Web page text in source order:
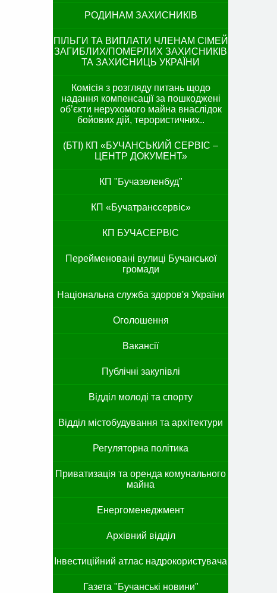
РОДИНАМ ЗАХИСНИКІВ
ПІЛЬГИ ТА ВИПЛАТИ ЧЛЕНАМ СІМЕЙ
ЗАГИБЛИХ/ПОМЕРЛИХ ЗАХИСНИКІВ
ТА ЗАХИСНИЦЬ УКРАЇНИ
Комісія з розгляду питань щодо
надання компенсації за пошкоджені
об’єкти нерухомого майна внаслідок
бойових дій, терористичних..
(БТІ) КП «БУЧАНСЬКИЙ СЕРВІС –
ЦЕНТР ДОКУМЕНТ»
КП "Бучазеленбуд"
КП «Бучатранссервіс»
КП БУЧАСЕРВІС
Перейменовані вулиці Бучанської
громади
Національна служба здоров'я України
Оголошення
Вакансії
Публічні закупівлі
Відділ молоді та спорту
Відділ містобудування та архітектури
Регуляторна політика
Приватизація та оренда комунального
майна
Енергоменеджмент
Архівний відділ
Інвестиційний атлас надрокористувача
Газета "Бучанські новини"